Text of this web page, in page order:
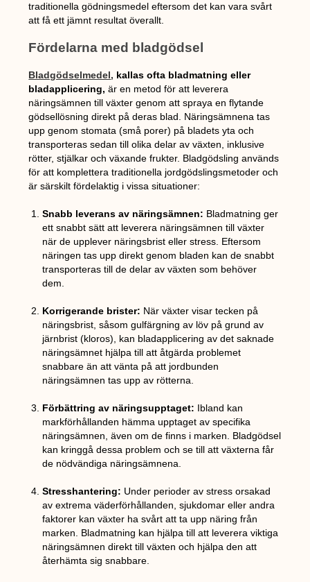
traditionella gödningsmedel eftersom det kan vara svårt
att få ett jämnt resultat överallt.
Fördelarna med bladgödsel
Bladgödselmedel, kallas ofta bladmatning eller
bladapplicering, är en metod för att leverera
näringsämnen till växter genom att spraya en flytande
gödsellösning direkt på deras blad. Näringsämnena tas
upp genom stomata (små porer) på bladets yta och
transporteras sedan till olika delar av växten, inklusive
rötter, stjälkar och växande frukter. Bladgödsling används
för att komplettera traditionella jordgödslingsmetoder och
är särskilt fördelaktig i vissa situationer:
Snabb leverans av näringsämnen: Bladmatning ger
ett snabbt sätt att leverera näringsämnen till växter
när de upplever näringsbrist eller stress. Eftersom
näringen tas upp direkt genom bladen kan de snabbt
transporteras till de delar av växten som behöver
dem.
Korrigerande brister: När växter visar tecken på
näringsbrist, såsom gulfärgning av löv på grund av
järnbrist (kloros), kan bladapplicering av det saknade
näringsämnet hjälpa till att åtgärda problemet
snabbare än att vänta på att jordbunden
näringsämnen tas upp av rötterna.
Förbättring av näringsupptaget: Ibland kan
markförhållanden hämma upptaget av specifika
näringsämnen, även om de finns i marken. Bladgödsel
kan kringgå dessa problem och se till att växterna får
de nödvändiga näringsämnena.
Stresshantering: Under perioder av stress orsakad
av extrema väderförhållanden, sjukdomar eller andra
faktorer kan växter ha svårt att ta upp näring från
marken. Bladmatning kan hjälpa till att leverera viktiga
näringsämnen direkt till växten och hjälpa den att
återhämta sig snabbare.